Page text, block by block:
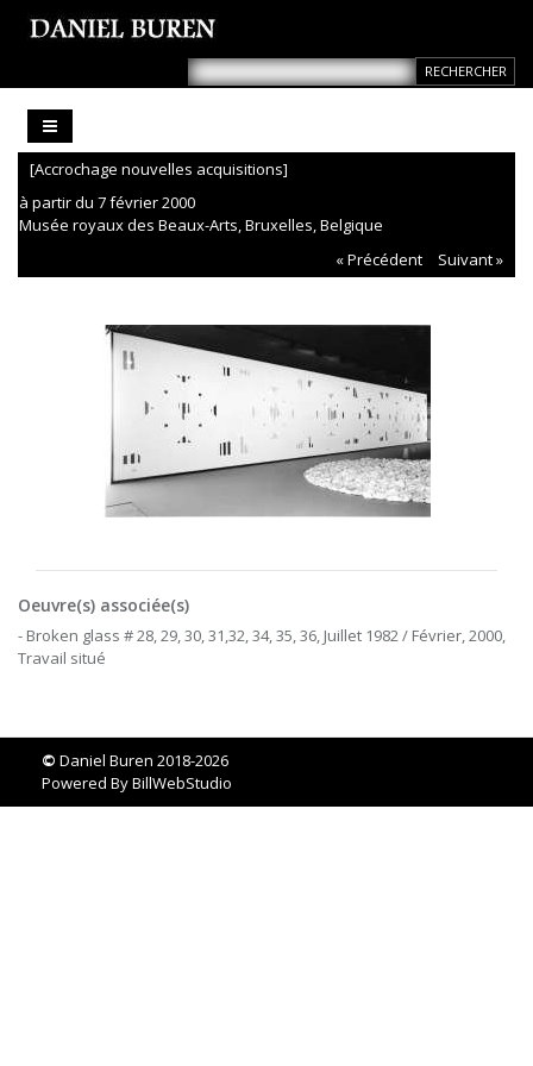
[Accrochage nouvelles acquisitions]
à partir du 7 février 2000
Musée royaux des Beaux-Arts, Bruxelles, Belgique
« Précédent
Suivant »
Oeuvre(s) associée(s)
- Broken glass # 28, 29, 30, 31,32, 34, 35, 36, Juillet 1982 / Février, 2000,
Travail situé
© Daniel Buren 2018-2026
Powered ByBillWebStudio